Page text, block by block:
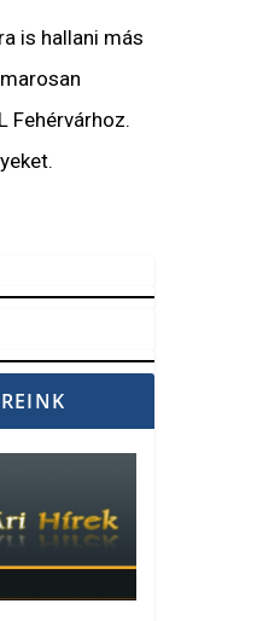
is hallani más
Fehérvárhoz.